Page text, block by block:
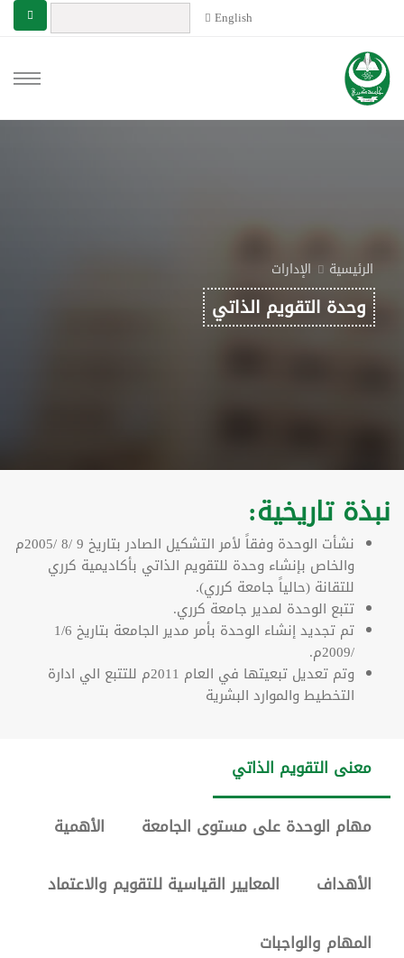
English
الرئيسية الإدارات
وحدة التقويم الذاتي
نبذة تاريخية:
نشأت الوحدة وفقاً لأمر التشكيل الصادر بتاريخ 9 /8 /2005م
والخاص بإنشاء وحدة للتقويم الذاتي بأكاديمية كرري
للتقانة (حالياً جامعة كرري).
تتبع الوحدة لمدير جامعة كرري.
تم تجديد إنشاء الوحدة بأمر مدير الجامعة بتاريخ 1/6
/2009م.
وتم تعديل تبعيتها في العام 2011م للتتبع الي ادارة
التخطيط والموارد البشرية
معنى التقويم الذاتي
مهام الوحدة على مستوى الجامعة الأهمية
الأهداف المعايير القياسية للتقويم والاعتماد
المهام والواجبات